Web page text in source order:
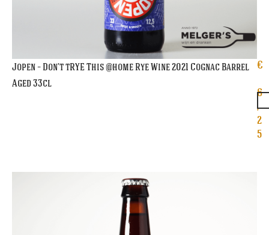
Jopen – Don’t tRYE This @home Rye Wine 2021 Cognac Barrel
Aged 33cl
€
6
,
2
5